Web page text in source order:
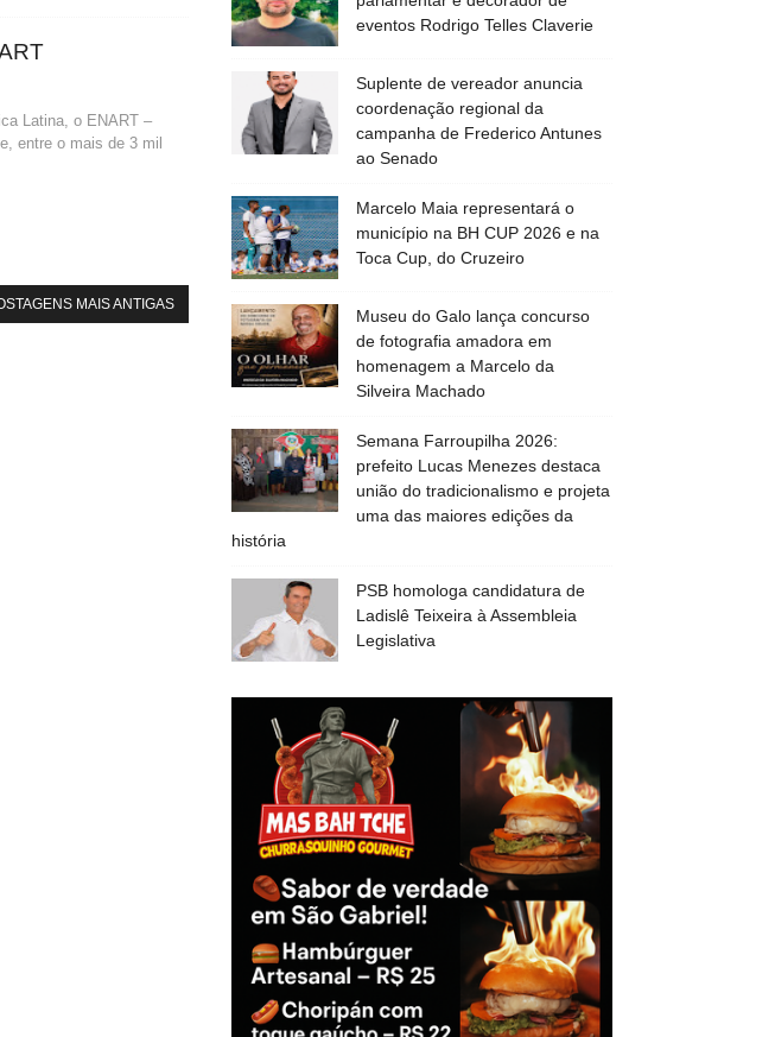
Latina, o ENART –
entre o mais de 3 mil
MAIS ANTIGAS
eventos Rodrigo Telles Claverie
Suplente de vereador anuncia
coordenação regional da
campanha de Frederico Antunes
ao Senado
Marcelo Maia representará o
município na BH CUP 2026 e na
Toca Cup, do Cruzeiro
Museu do Galo lança concurso
de fotografia amadora em
homenagem a Marcelo da
Silveira Machado
Semana Farroupilha 2026:
prefeito Lucas Menezes destaca
união do tradicionalismo e projeta
uma das maiores edições da
história
PSB homologa candidatura de
Ladislê Teixeira à Assembleia
Legislativa